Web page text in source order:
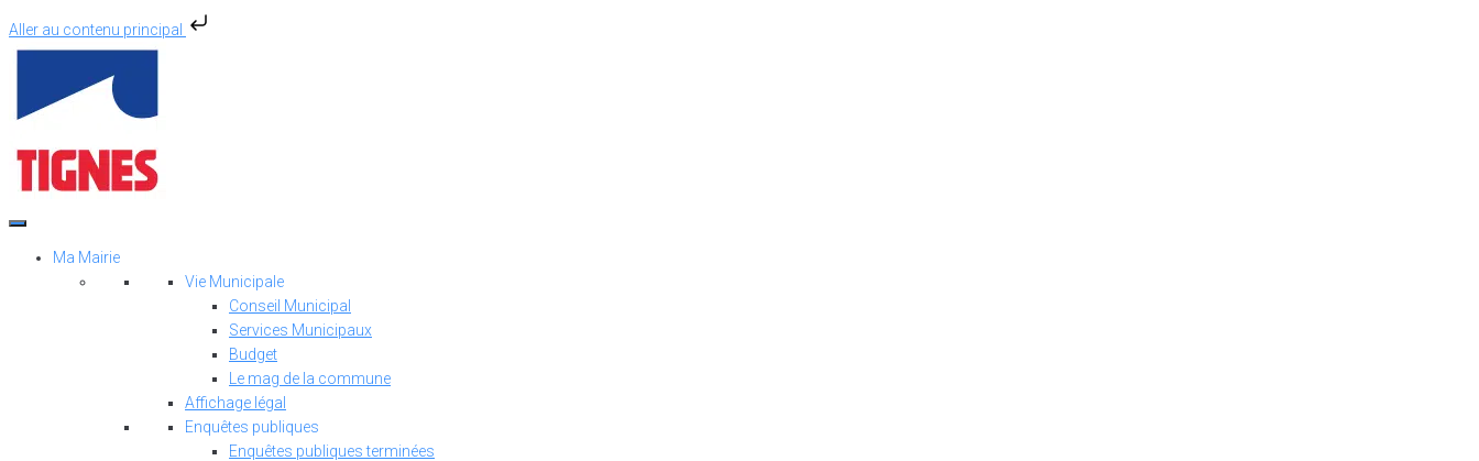
Aller au contenu principal
Aller
contenu
Ma Mairie
Vie Municipale
Conseil Municipal
Services Municipaux
Budget
Le mag de la commune
Affichage légal
Enquêtes publiques
Enquêtes publiques terminées